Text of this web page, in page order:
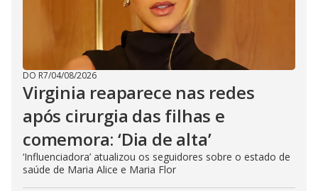
DO R7/04/08/2026
Virginia reaparece nas redes
após cirurgia das filhas e
comemora: ‘Dia de alta’
‘Influenciadora’ atualizou os seguidores sobre o estado de
saúde de Maria Alice e Maria Flor